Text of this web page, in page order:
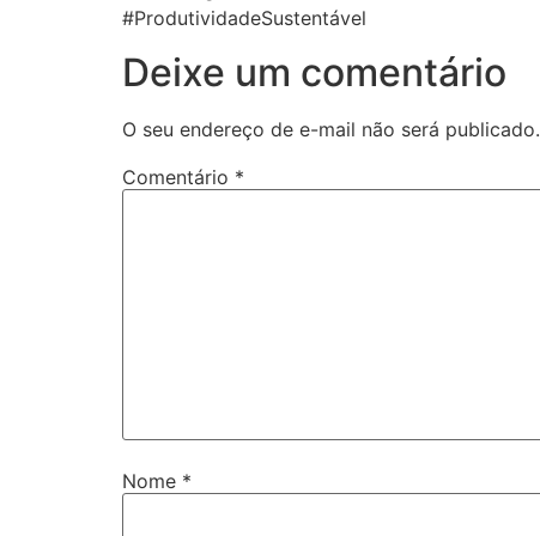
#ProdutividadeSustentável
Deixe um comentário
O seu endereço de e-mail não será publicado.
Comentário *
Nome *